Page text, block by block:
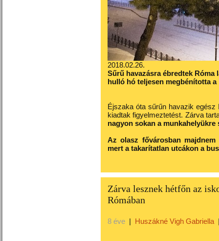
2018.02.26.
Sűrű havazásra ébredtek
hulló hó teljesen megbénította a
Éjszaka óta sűrűn havazik
kiadtak figyelmeztetést. Zárva
nagyon sokan a munkahelyükre
Az olasz fővárosban majdnem
mert a takarítatlan utcákon a
Zárva lesznek hétfőn az
Rómában
8 éve | Huszákné Vigh Gabriella